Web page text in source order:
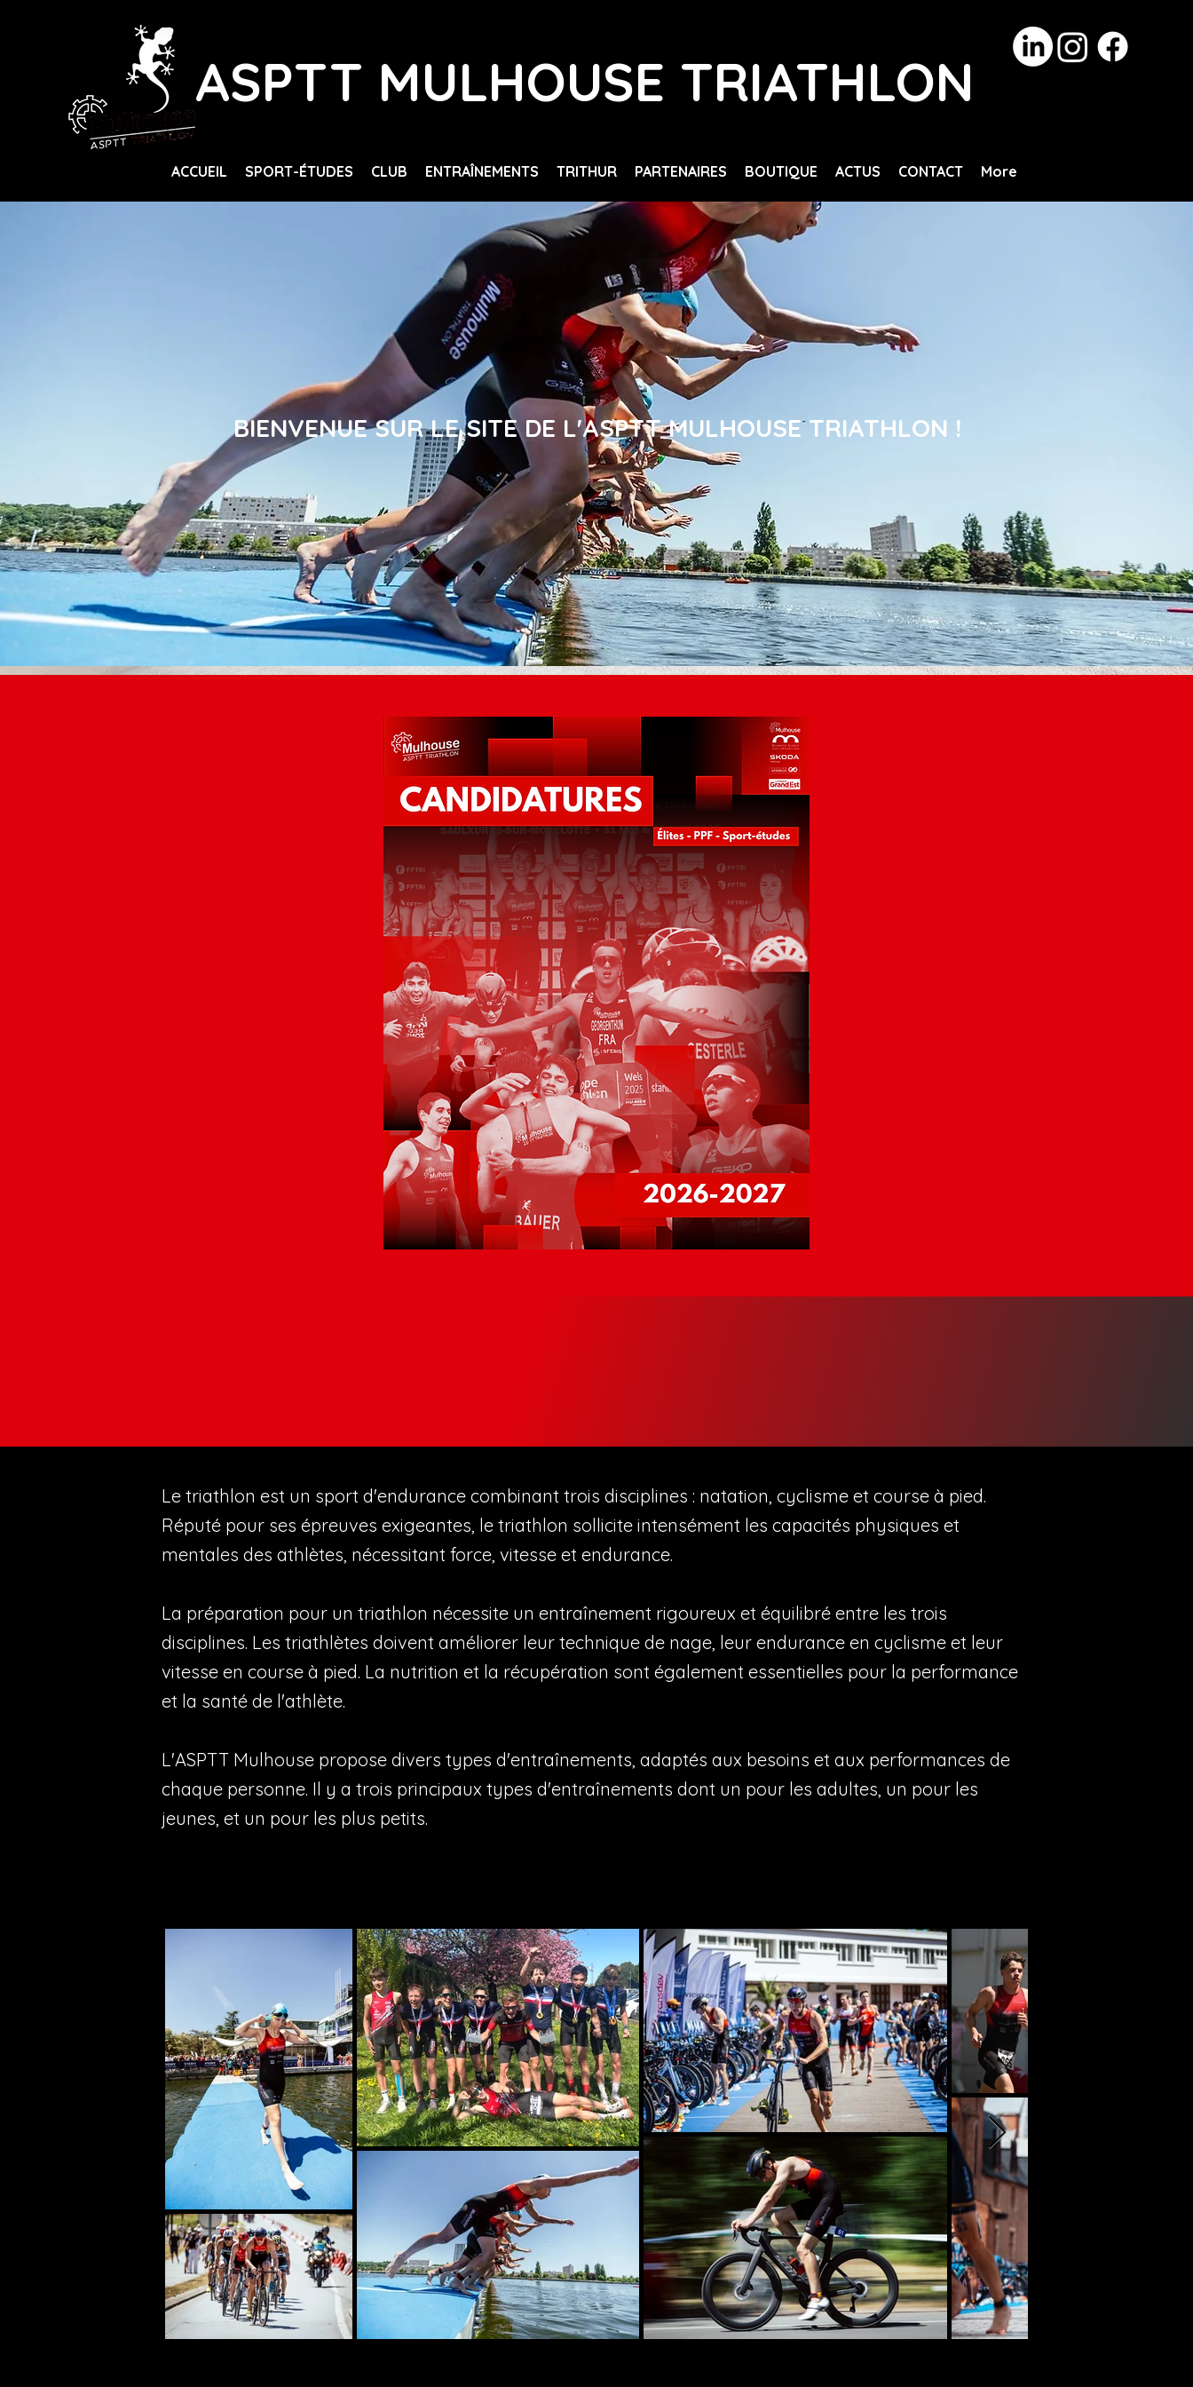
ASPTT MULHOUSE TRIATHLON
ACCUEIL SPORT-ÉTUDES CLUB ENTRAÎNEMENTS TRITHUR PARTENAIRES BOUTIQUE ACTUS CONTACT More
BIENVENUE
Accueillez les visiteurs sur votre site et encouragez-les
à le découvrir.
Commencer
BIENVENUE SUR LE SITE DE L'ASPTT MULHOUSE TRIATHLON !
Le triathlon est un sport d'endurance combinant trois disciplines : natation, cyclisme et course à pied.
Réputé pour ses épreuves exigeantes, le triathlon sollicite intensément les capacités physiques et
mentales des athlètes, nécessitant force, vitesse et endurance.
La préparation pour un triathlon nécessite un entraînement rigoureux et équilibré entre les trois
disciplines. Les triathlètes doivent améliorer leur technique de nage, leur endurance en cyclisme et leur
vitesse en course à pied. La nutrition et la récupération sont également essentielles pour la performance
et la santé de l'athlète.
L'ASPTT Mulhouse propose divers types d'entraînements, adaptés aux besoins et aux performances de
chaque personne. Il y a trois principaux types d'entraînements dont un pour les adultes, un pour les
jeunes, et un pour les plus petits.